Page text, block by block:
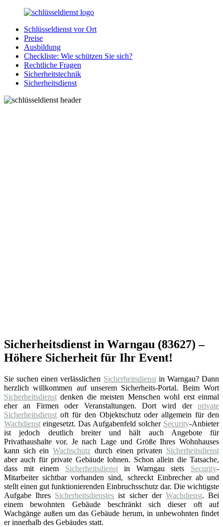
Zurück
Inhalt
SchluesseldienstDirekt.de
Ihre
Notlage
wird
gelöst!
Schlüsseldienst vor Ort
Preise
Ausbildung
Checkliste: Wie schützen Sie sich?
Rechtliche Fragen
Sicherheitstechnik
Sicherheitsdienst
Sicherheitsdienst in Warngau (83627) –
Höhere Sicherheit für Ihr Event!
Sie suchen einen verlässlichen Sicherheitsdienstin Warngau? Dann
herzlich willkommen auf unserem Sicherheits-Portal. Beim Wort
Sicherheitsdienst denken die meisten Menschen wohl erst einmal
eher an Firmen oder Veranstaltungen. Dort wird der private
Sicherheitsdienst oft für den Objektschutz oder allgemein für den
Wachdienst eingesetzt. Das Aufgabenfeld solcher Security-Anbieter
ist jedoch deutlich breiter und hält auch Angebote für
Privathaushalte vor. Je nach Lage und Größe Ihres Wohnhauses
kann sich einWachschutz durch einen privaten Sicherheitsdienst
aber auch für private Gebäude lohnen. Schon allein die Tatsache,
dass mit einem Sicherheitsdienstin Warngau stets Security-
Mitarbeiter sichtbar vorhanden sind, schreckt Einbrecher ab und
stellt einen gut funktionierenden Einbruchsschutz dar. Die wichtigste
Aufgabe Ihres Sicherheitsdienstes ist sicher der Wachdienst. Bei
einem bewohnten Gebäude beschränkt sich dieser oft auf
Wachgänge außen um das Gebäude herum, in unbewohnten findet
er innerhalb des Gebäudes statt.